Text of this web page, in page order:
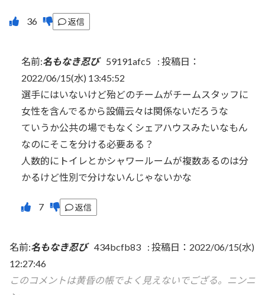
返信
名前:名もなき忍び 59191afc5 : 投稿日：
2022/06/15(水) 13:45:52
選手にはいないけど殆どのチームがチームスタッフに
女性を含んでるから設備云々は関係ないだろうな
ていうか公共の場でもなくシェアハウスみたいなもん
なのにそこを分ける必要ある？
人数的にトイレとかシャワールームが複数あるのは分
かるけど性別で分けないんじゃないかな
返信
名前:名もなき忍び 434bcfb83 : 投稿日：2022/06/15(水)
12:27:46
このコメントは黄昏の帳でよく見えないでござる。ニンニ